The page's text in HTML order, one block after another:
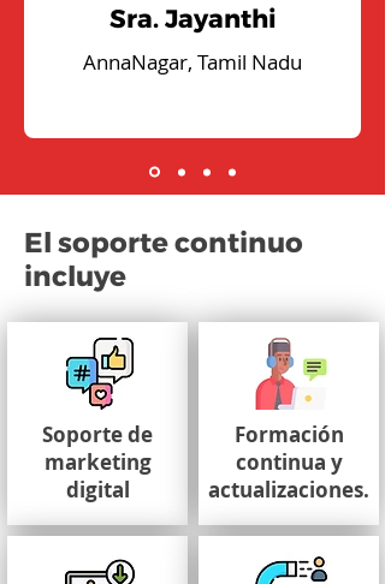
Sra. Jayanthi
AnnaNagar, Tamil Nadu
El soporte continuo
incluye
Soporte de
marketing
digital
Formación
continua y
actualizaciones.